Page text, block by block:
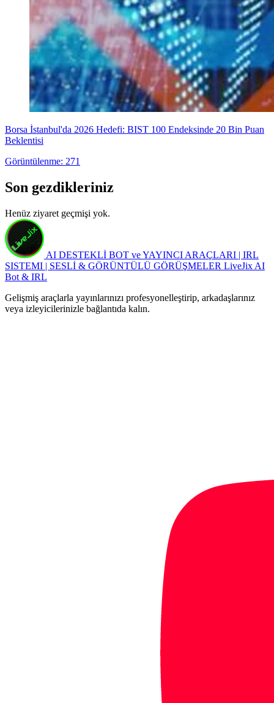
Borsa İstanbul'da 2026 Hedefi: BIST 100 Endeksinde 20 Bin Puan
Beklentisi
Görüntülenme: 271
Son gezdikleriniz
Henüz ziyaret geçmişi yok.
AI DESTEKLİ BOT ve YAYINCI ARAÇLARI | IRL
SISTEMI | SESLİ & GÖRÜNTÜLÜ GÖRÜŞMELER LiveJix AI
Bot & IRL
Gelişmiş araçlarla yayınlarınızı profesyonelleştirip, arkadaşlarınız
veya izleyicilerinizle bağlantıda kalın.